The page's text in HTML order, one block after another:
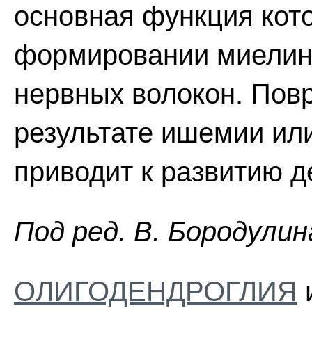
основная функция
формировании
нервных волокон.
результате ишемии
приводит к развитию
Пoд peд. B.
ОЛИГОДЕНДРОГЛИЯ